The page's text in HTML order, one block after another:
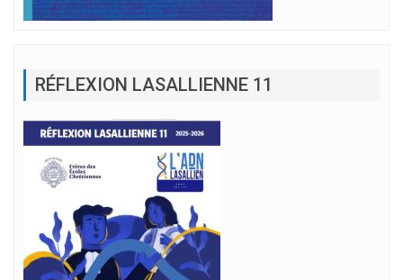
RÉFLEXION LASALLIENNE 11